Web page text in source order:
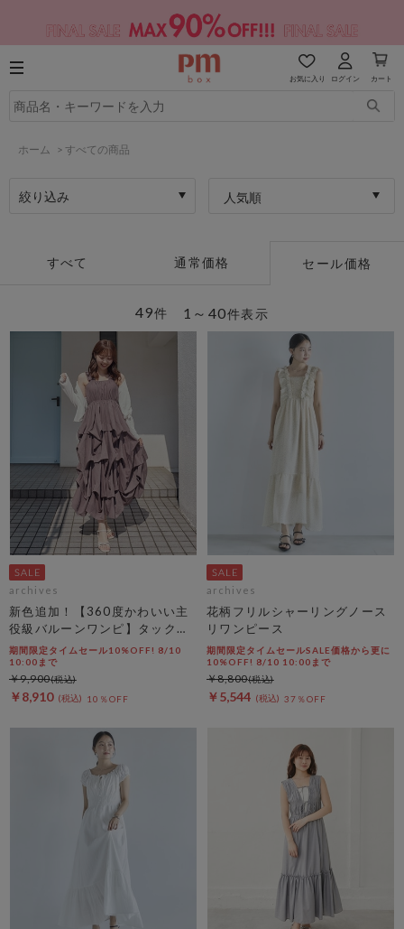
お気に入り ログイン カート
ホーム > すべての商品
絞り込み 人気順
すべて 通常価格 セール価格
1～40件表示
49件
archives
新色追加！【360度かわいい主
役級バルーンワンピ】タックバ
ルーンノースリギャザーワンピ
ース
期間限定タイムセール10%OFF! 8/10
10:00まで
￥8,910 10％OFF
￥9,900
archives
花柄フリルシャーリングノース
リワンピース
期間限定タイムセールSALE価格から更に
10%OFF! 8/10 10:00まで
￥5,544 37％OFF
￥8,800